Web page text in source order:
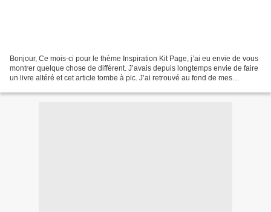
Bonjour, Ce mois-ci pour le thème Inspiration Kit Page, j’ai eu envie de vous
montrer quelque chose de différent. J’avais depuis longtemps envie de faire
un livre altéré et cet article tombe à pic. J’ai retrouvé au fond de mes